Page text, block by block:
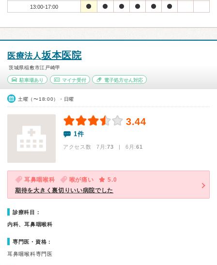
13:00-17:00
医療法人坂本医院
茨城県稲敷市江戸崎甲
駐車場あり マイナ受付 電子処方せん対応
土曜（〜18:00）・日曜
3.44
1件
アクセス数 7月:73 | 6月:61
耳鼻咽喉科 喉が痛い
5.0
期待を大きく裏切りいい病院でした
診療科目：
内科、耳鼻咽喉科
専門医・資格：
耳鼻咽喉科専門医